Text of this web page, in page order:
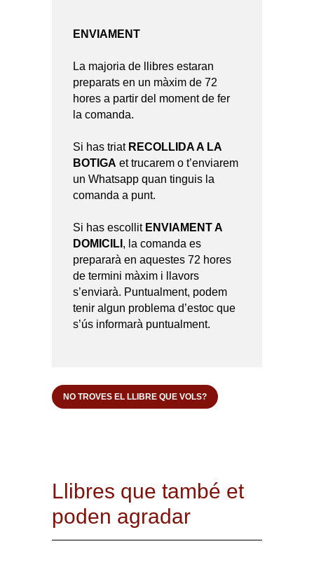
ENVIAMENT
La majoria de llibres estaran
preparats en un màxim de 72
hores a partir del moment de fer
la comanda.
Si has triat RECOLLIDA A LA
BOTIGA et trucarem o t’enviarem
un Whatsapp quan tinguis la
comanda a punt.
Si has escollit ENVIAMENT A
DOMICILI , la comanda es
prepararà en aquestes 72 hores
de termini màxim i llavors
s’enviarà. Puntualment, podem
tenir algun problema d’estoc que
s’ús informarà puntualment.
NO TROVES EL LLIBRE QUE VOLS?
Llibres que també et
poden agradar